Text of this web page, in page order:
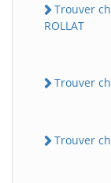
Trouver
ROLLAT
Trouver
Trouver